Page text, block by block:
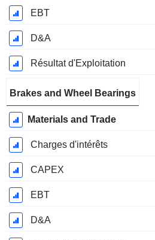
EBT
D&A
Résultat d'Exploitation
Brakes and Wheel Bearings
Materials and Trade
Charges d'intérêts
CAPEX
EBT
D&A